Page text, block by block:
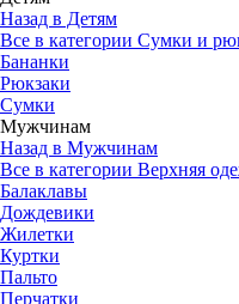
Назад в Детям
Все в категории Сумки и
Бананки
Рюкзаки
Сумки
Мужчинам
Назад в Мужчинам
Все в категории Верхняя
Балаклавы
Дождевики
Жилетки
Куртки
Пальто
Перчатки